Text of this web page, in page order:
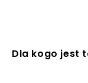
Dla kogo jest